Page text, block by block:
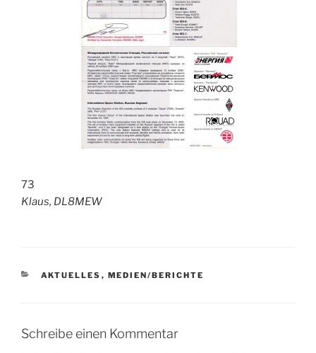
73
Klaus, DL8MEW
KATEGORIEN
AKTUELLES , MEDIEN/BERICHTE
Schreibe einen Kommentar